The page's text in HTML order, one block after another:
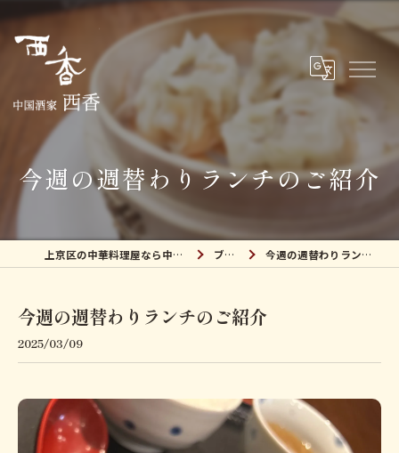
今週の週替わりランチのご紹介
上京区の中華料理屋なら中国酒家 西香 ブログ 今週の週替わりランチのご紹介
今週の週替わりランチのご紹介
2025/03/09